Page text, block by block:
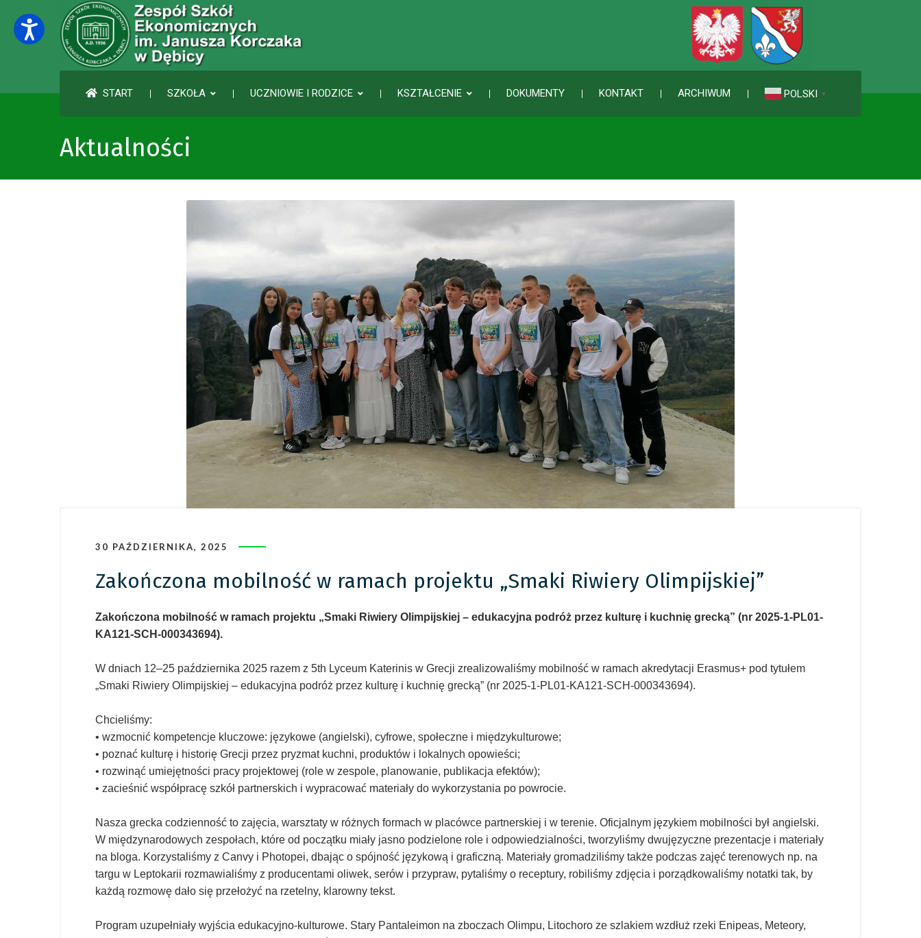
START SZKOŁA UCZNIOWIE I RODZICE KSZTAŁCENIE DOKUMENTY KONTAKT ARCHIWUM POLSKI ▼
Aktualności
30 PAŹDZIERNIKA, 2025
Zakończona mobilność w ramach projektu „Smaki Riwiery Olimpijskiej”
Zakończona mobilność w ramach projektu „Smaki Riwiery Olimpijskiej – edukacyjna podróż przez kulturę i kuchnię grecką” (nr 2025-1-PL01-
KA121-SCH-000343694).
W dniach 12–25 października 2025 razem z 5th Lyceum Katerinis w Grecji zrealizowaliśmy mobilność w ramach akredytacji Erasmus+ pod tytułem
„Smaki Riwiery Olimpijskiej – edukacyjna podróż przez kulturę i kuchnię grecką” (nr 2025-1-PL01-KA121-SCH-000343694).
Chcieliśmy:
• wzmocnić kompetencje kluczowe: językowe (angielski), cyfrowe, społeczne i międzykulturowe;
• poznać kulturę i historię Grecji przez pryzmat kuchni, produktów i lokalnych opowieści;
• rozwinąć umiejętności pracy projektowej (role w zespole, planowanie, publikacja efektów);
• zacieśnić współpracę szkół partnerskich i wypracować materiały do wykorzystania po powrocie.
Nasza grecka codzienność to zajęcia, warsztaty w różnych formach w placówce partnerskiej i w terenie. Oficjalnym językiem mobilności był angielski.
W międzynarodowych zespołach, które od początku miały jasno podzielone role i odpowiedzialności, tworzyliśmy dwujęzyczne prezentacje i materiały
na bloga. Korzystaliśmy z Canvy i Photopei, dbając o spójność językową i graficzną. Materiały gromadziliśmy także podczas zajęć terenowych np. na
targu w Leptokarii rozmawialiśmy z producentami oliwek, serów i przypraw, pytaliśmy o receptury, robiliśmy zdjęcia i porządkowaliśmy notatki tak, by
każdą rozmowę dało się przełożyć na rzetelny, klarowny tekst.
Program uzupełniały wyjścia edukacyjno-kulturowe. Stary Pantaleimon na zboczach Olimpu, Litochoro ze szlakiem wzdłuż rzeki Enipeas, Meteory,